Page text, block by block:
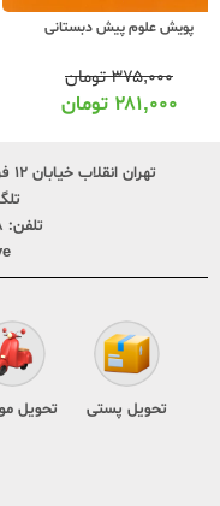
منتشران کار و تمرین علوم پیش
۱۵۵,۰۰۰تومان
۱۲۲,۰۰۰تومان
تهران انقلاب خیابان ۱۲ فروردین پایین تر از وحید نظری پلاک ۲۴۹
تلفن:
تحویل پستی تحویل